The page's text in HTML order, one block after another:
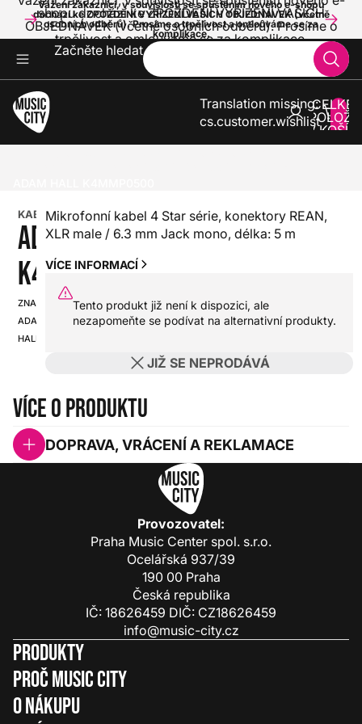
Vážení zákazníci, v souvislosti se spuštěním nového e-shopu
dochází ke ZPOŽDĚNÍ VYŘÍZENÍ VAŠICH OBJEDNÁVEK (včetně
osobních odběrů). Prosíme o trpělivost a omlouváme se za
komplikace.
shopu dochází ke ZPOŽDĚNÍ VYŘÍZENÍ VAŠICH
OBJEDNÁVEK (včetně osobních odběrů). Prosíme o
trpělivost a omlouváme se za komplikace.
Začněte hledat
Translation missing:
cs.customer.wishlist
V
0
KABEL
ADAM HALL
K4MMP0500
ZNAČKA:
ADAM
HALL
SKU:
HX0000000093021
Mikrofonní kabel 4 Star série, konektory REAN,
XLR male / 6.3 mm Jack mono, délka: 5 m
VÍCE INFORMACÍ
Tento produkt již není k dispozici, ale
nezapomeňte se podívat na alternativní produkty.
JIŽ SE NEPRODÁVÁ
Více o produktu
DOPRAVA, VRÁCENÍ A REKLAMACE
Provozovatel:
Praha Music Center spol. s.r.o.
Ocelářská 937/39
190 00 Praha
Česká republika
IČ: 18626459 DIČ: CZ18626459
info@music-city.cz
Produkty
Proč Music City
O nákupu